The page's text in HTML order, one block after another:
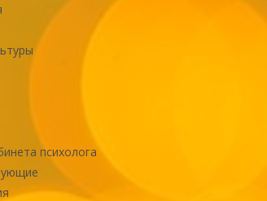
психолога